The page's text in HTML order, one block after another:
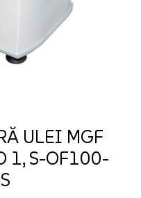
ULEI MGF
1, S-OF100-